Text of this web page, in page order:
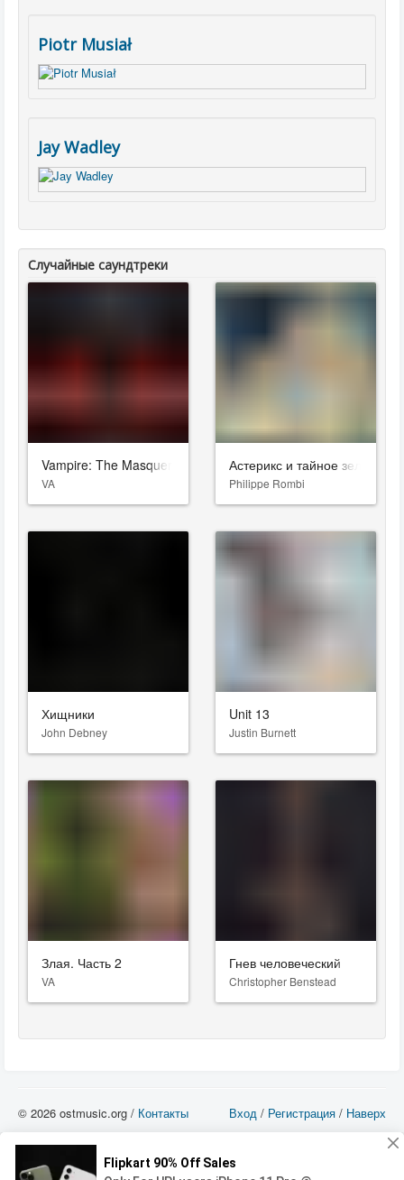
Piotr Musiał
Jay Wadley
Случайные саундтреки
Vampire: The Masquerade - Bloodlines 2
VA
Астерикс и тайное зелье
Philippe Rombi
Хищники
John Debney
Unit 13
Justin Burnett
Злая. Часть 2
VA
Гнев человеческий
Christopher Benstead
Вход / Регистрация / Наверх
© 2026 ostmusic.org / Контакты
можете использовать такие материалы только в том в случае, если